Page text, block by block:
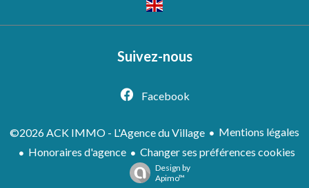
Suivez-nous
Facebook
©2026 ACK IMMO - L'Agence du Village
Mentions légales
Honoraires d'agence
Changer ses préférences cookies
Design by
Apimo™